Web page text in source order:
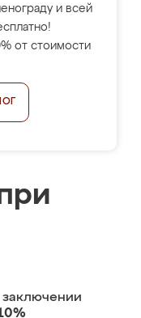
и всей
от стоимости